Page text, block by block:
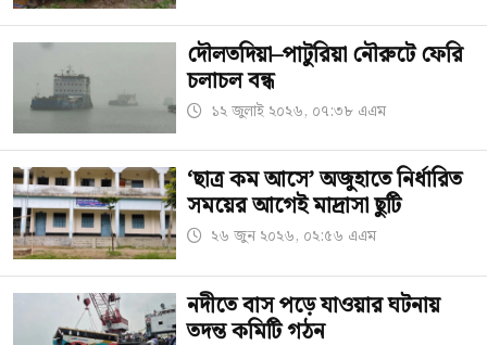
দৌলতদিয়া–পাটুরিয়া নৌরুটে ফেরি
চলাচল বন্ধ
১২ জুলাই ২০২৬, ০৭:৩৮ এএম
‘ছাত্র কম আসে’ অজুহাতে নির্ধারিত
সময়ের আগেই মাদ্রাসা ছুটি
২৬ জুন ২০২৬, ০২:৫৬ এএম
নদীতে বাস পড়ে যাওয়ার ঘটনায়
তদন্ত কমিটি গঠন